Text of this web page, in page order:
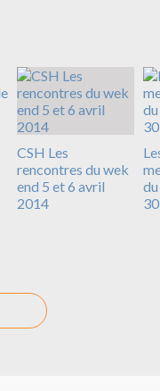
CSH Les
rencontres du wek
end 5 et 6 avril
2014